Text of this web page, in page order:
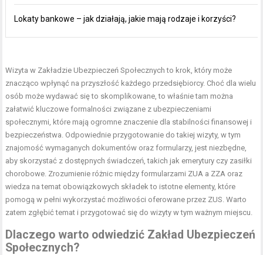
Lokaty bankowe – jak działają, jakie mają rodzaje i korzyści?
Wizyta w Zakładzie Ubezpieczeń Społecznych to krok, który może
znacząco wpłynąć na przyszłość każdego przedsiębiorcy. Choć dla wielu
osób może wydawać się to skomplikowane, to właśnie tam można
załatwić kluczowe formalności związane z ubezpieczeniami
społecznymi, które mają ogromne znaczenie dla stabilności finansowej i
bezpieczeństwa. Odpowiednie przygotowanie do takiej wizyty, w tym
znajomość wymaganych dokumentów oraz formularzy, jest niezbędne,
aby skorzystać z dostępnych świadczeń, takich jak emerytury czy zasiłki
chorobowe. Zrozumienie różnic między formularzami ZUA a ZZA oraz
wiedza na temat obowiązkowych składek to istotne elementy, które
pomogą w pełni wykorzystać możliwości oferowane przez ZUS. Warto
zatem zgłębić temat i przygotować się do wizyty w tym ważnym miejscu.
Dlaczego warto odwiedzić Zakład Ubezpieczeń
Społecznych?